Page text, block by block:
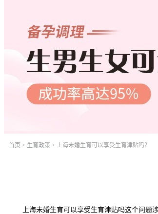
首页 > 生育政策 > 上海未婚生育可以享受生育津贴吗？
上海未婚生育可以享受生育津贴吗这个问题涉